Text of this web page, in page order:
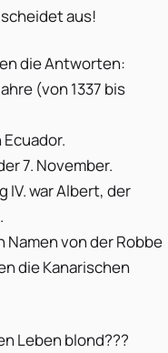
aus!
die Antworten:
(von 1337 bis
7. November.
IV. war Albert, der
Namen von der Robbe
die Kanarischen
Leben blond???